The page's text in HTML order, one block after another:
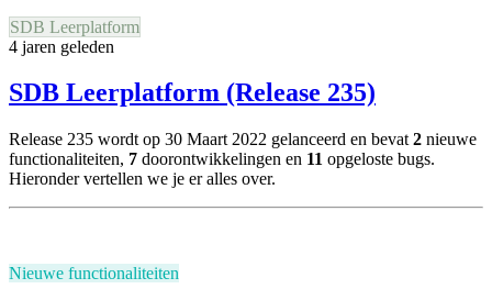
SDB Leerplatform
4 jaren geleden
SDB Leerplatform (Release 235)
Release 235 wordt op 30 Maart 2022 gelanceerd en bevat 2 nieuwe
functionaliteiten, 7 doorontwikkelingen en 11 opgeloste bugs.
Hieronder vertellen we je er alles over.
Nieuwe functionaliteiten